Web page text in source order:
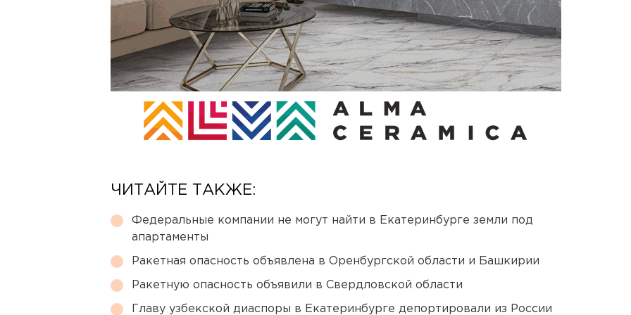
ЧИТАЙТЕ ТАКЖЕ:
Федеральные компании не могут найти в Екатеринбурге земли под
апартаменты
Ракетная опасность объявлена в Оренбургской области и Башкирии
Ракетную опасность объявили в Свердловской области
Главу узбекской диаспоры в Екатеринбурге депортировали из России